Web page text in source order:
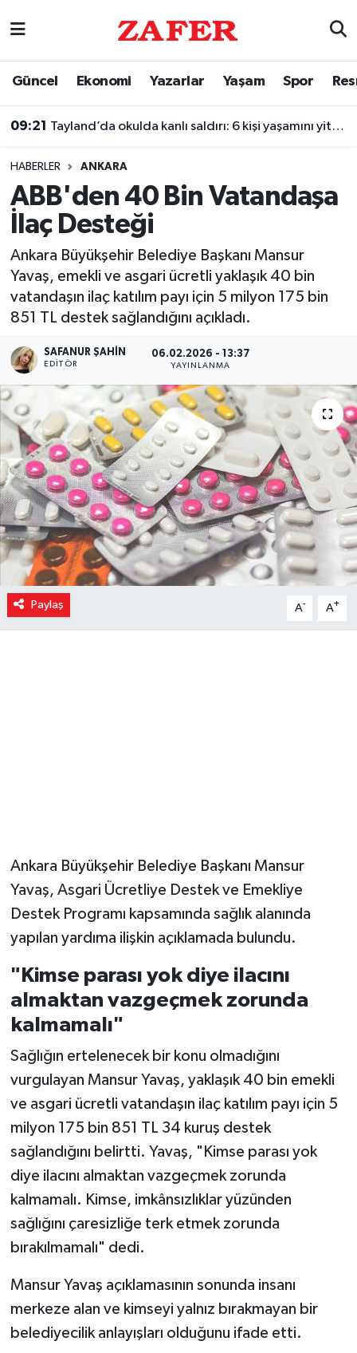
Güncel Ekonomi Yazarlar Yaşam Spor
09:21 Tayland’da okulda kanlı saldırı: 6 kişi yaşamını yitirdi
HABERLER ANKARA
ABB'den 40 Bin Vatandaşa
İlaç Desteği
Ankara Büyükşehir Belediye Başkanı Mansur
Yavaş, emekli ve asgari ücretli yaklaşık 40 bin
vatandaşın ilaç katılım payı için 5 milyon 175 bin
851 TL destek sağlandığını açıkladı.
SAFANUR ŞAHIN
EDITÖR
06.02.2026 - 13:37
YAYINLANMA
Paylaş A- A+
Ankara Büyükşehir Belediye Başkanı Mansur
Yavaş, Asgari Ücretliye Destek ve Emekliye
Destek Programı kapsamında sağlık alanında
yapılan yardıma ilişkin açıklamada bulundu.
"Kimse parası yok diye ilacını
almaktan vazgeçmek zorunda
kalmamalı"
Sağlığın ertelenecek bir konu olmadığını
vurgulayan Mansur Yavaş, yaklaşık 40 bin emekli
ve asgari ücretli vatandaşın ilaç katılım payı için 5
milyon 175 bin 851 TL 34 kuruş destek
sağlandığını belirtti. Yavaş, "Kimse parası yok
diye ilacını almaktan vazgeçmek zorunda
kalmamalı. Kimse, imkânsızlıklar yüzünden
sağlığını çaresizliğe terk etmek zorunda
bırakılmamalı" dedi.
Mansur Yavaş açıklamasının sonunda insanı
merkeze alan ve kimseyi yalnız bırakmayan bir
belediyecilik anlayışları olduğunu ifade etti.
Nöbetçi Eczaneler
Trafik Durumu
Süper Lig Puan Durumu ve Fikstür
Tüm Manşetler
Son Dakika Haberleri
Haber Arşivi